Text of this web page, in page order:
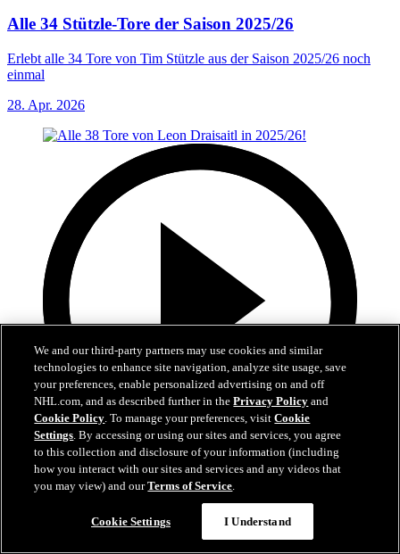
Alle 34 Stützle-Tore der Saison 2025/26
Erlebt alle 34 Tore von Tim Stützle aus der Saison 2025/26 noch
einmal
28. Apr. 2026
28:57
Alle 38 Tore von Leon Draisaitl in 2025/26!
Erlebt alle Tore von Leon Draisaitl in der Saison 2025/26 noch
We and our third-party partners may use cookies and similar
technologies to enhance site navigation, analyze site usage, save
your preferences, enable personalized advertising on and off
NHL.com, and as described further in thePrivacy Policy and
Cookie Policy. To manage your preferences, visitCookie
Settings. By accessing or using our sites and services, you agree
to this collection and disclosure of your information (including
how you interact with our sites and services and any videos that
you may view) and ourTerms of Service.
Cookie Settings I Understand